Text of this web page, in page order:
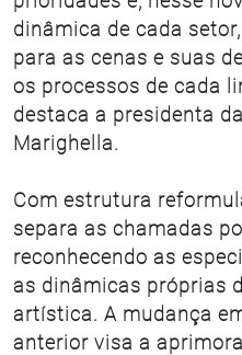
dinâmica de cada
para as cenas e suas
os processos de cada
destaca a presidenta
Marighella.
Com estrutura
separa as chamadas
reconhecendo as
as dinâmicas próprias
artística. A mudança
anterior visa a